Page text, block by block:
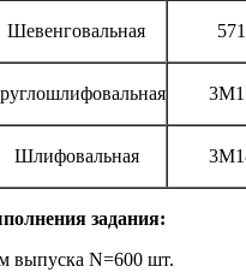
Шевенговальная
Шлифовальная
задания:
выпуска N=600 шт.